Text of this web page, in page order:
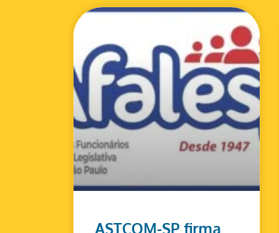
ASTCOM-SP firma